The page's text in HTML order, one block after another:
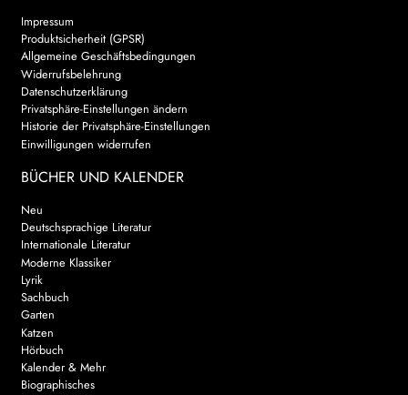
Impressum
Produktsicherheit (GPSR)
Allgemeine Geschäftsbedingungen
Widerrufsbelehrung
Datenschutzerklärung
Privatsphäre-Einstellungen ändern
Historie der Privatsphäre-Einstellungen
Einwilligungen widerrufen
BÜCHER UND KALENDER
Neu
Deutschsprachige Literatur
Internationale Literatur
Moderne Klassiker
Lyrik
Sachbuch
Garten
Katzen
Hörbuch
Kalender & Mehr
Biographisches